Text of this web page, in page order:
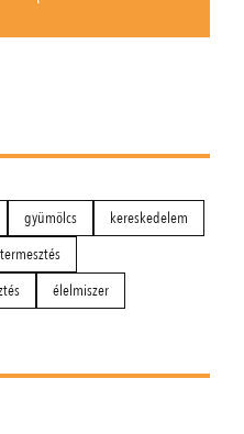
gyümölcs
kereskedelem
élelmiszer